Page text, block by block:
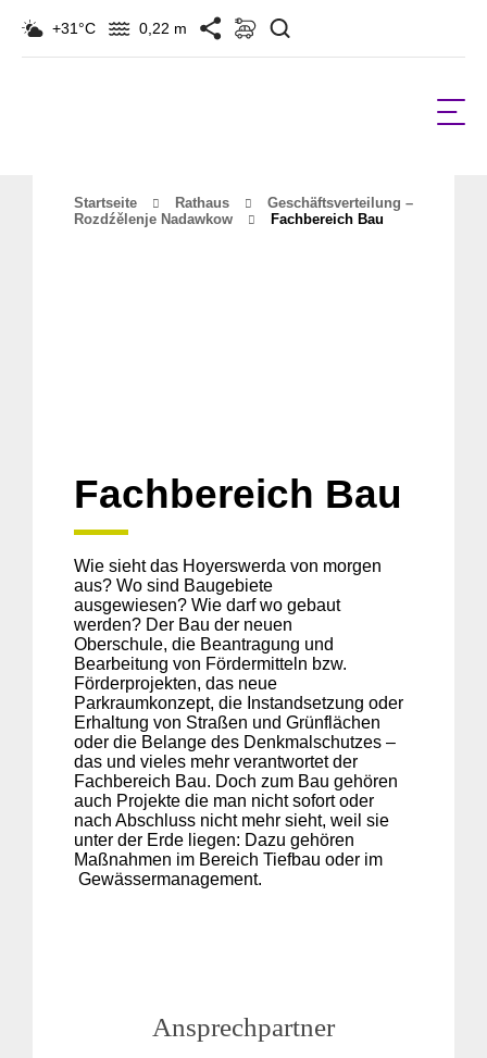
+31°C 0,22 m
Startseite Rathaus
Geschäftsverteilung –
Rozdźělenje Nadawkow
Fachbereich Bau
Fachbereich Bau
Wie sieht das Hoyerswerda von morgen
aus? Wo sind Baugebiete
ausgewiesen? Wie darf wo gebaut
werden? Der Bau der neuen
Oberschule, die Beantragung und
Bearbeitung von Fördermitteln bzw.
Förderprojekten, das neue
Parkraumkonzept, die Instandsetzung oder
Erhaltung von Straßen und Grünflächen
oder die Belange des Denkmalschutzes –
das und vieles mehr verantwortet der
Fachbereich Bau. Doch zum Bau gehören
auch Projekte die man nicht sofort oder
nach Abschluss nicht mehr sieht, weil sie
unter der Erde liegen: Dazu gehören
Maßnahmen im Bereich Tiefbau oder im
Gewässermanagement.
Ansprechpartner